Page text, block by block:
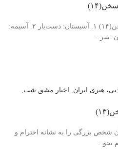
🔺️گزیده‌هایی از فرهنگ بزرگ سخن(۱۴) ۱. آسیستان: دست‌یار ۲. آسیمه:
هنری ایران اخبار مشق شب
شخص بزرگی را به نشانه احترام و